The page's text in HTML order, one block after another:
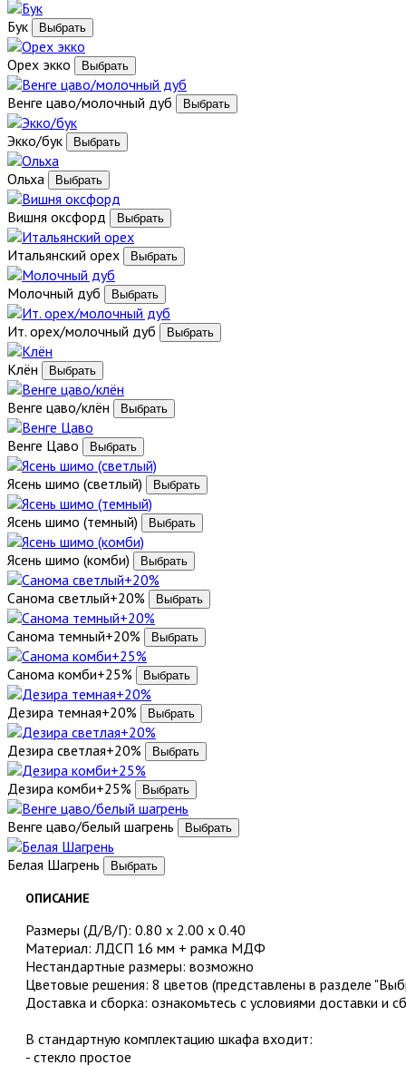
Бук
Орех экко
Венге цаво/молочный дуб
Экко/бук
Ольха
Вишня оксфорд
Итальянский орех
Молочный дуб
Ит. орех/молочный дуб
Клён
Венге цаво/клён
Венге Цаво
Ясень шимо (светлый)
Ясень шимо (темный)
Ясень шимо (комби)
Санома светлый+20%
Санома темный+20%
Санома комби+25%
Дезира темная+20%
Дезира светлая+20%
Дезира комби+25%
Венге цаво/белый шагрень
Белая Шагрень
ОПИСАНИЕ
Размеры (Д/В/Г): 0.80 х 2.00 х 0.40
Материал: ЛДСП 16 мм + рамка МДФ
Нестандартные размеры: возможно
Цветовые решения: 8 цветов (представлены в разделе
Доставка и сборка: ознакомьтесь с условиями доставки и
В стандартную комплектацию шкафа входит:
- стекло простое